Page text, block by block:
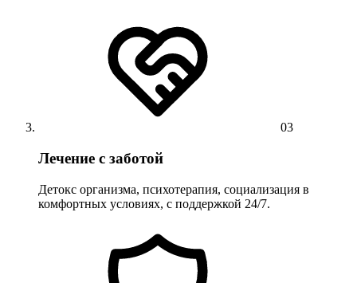
03
Лечение с заботой
Детокс организма, психотерапия, социализация в
комфортных условиях, с поддержкой 24/7.